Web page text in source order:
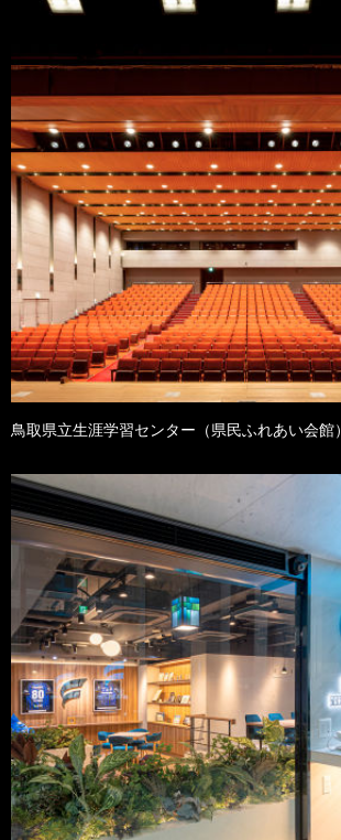
鳥取県立生涯学習センター（県民ふれあい会館）